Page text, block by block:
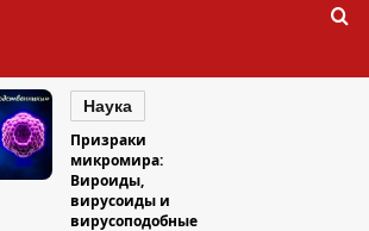
Наука
Призраки
микромира:
Вироиды,
вирусоиды и
вирусоподобные